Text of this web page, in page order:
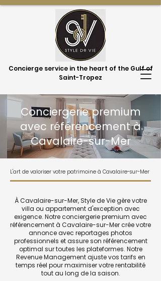
Concierge service in the heart of the Gulf of
Saint-Tropez
Conciergerie premium
avec référencement à
Cavalaire-sur-Mer
L'art de valoriser votre patrimoine à Cavalaire-sur-Mer
À Cavalaire-sur-Mer, Style de Vie gère votre
villa ou appartement d'exception avec
exigence. Notre conciergerie premium avec
référencement à Cavalaire-sur-Mer crée votre
annonce avec reportages photos
professionnels et assure son référencement
optimal sur toutes les plateformes. Notre
Revenue Management ajuste vos tarifs en
temps réel pour maximiser votre rentabilité
tout au long de la saison.